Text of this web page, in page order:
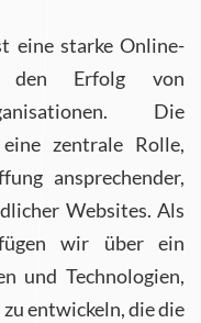
eine starke Online-
den Erfolg von
Die
zentrale Rolle,
ansprechender,
Websites. Als
wir über ein
und Technologien,
entwickeln, die die